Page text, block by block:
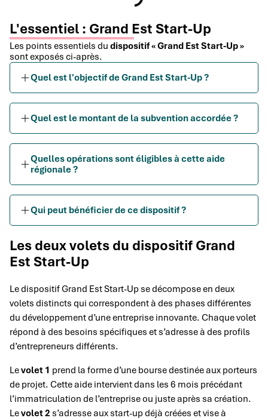
L'essentiel : Grand Est Start-Up
Les points essentiels du dispositif « Grand Est Start-Up »
sont exposés ci-après.
Quel est l'objectif de Grand Est Start-Up ?
Quel est le montant de la subvention accordée ?
Quelles opérations sont éligibles à cette aide
régionale ?
Qui peut bénéficier de ce dispositif ?
Les deux volets du dispositif Grand
Est Start-Up
Le dispositif Grand Est Start-Up se décompose en deux
volets distincts qui correspondent à des phases différentes
du développement d’une entreprise innovante. Chaque volet
répond à des besoins spécifiques et s’adresse à des profils
d’entrepreneurs différents.
Levolet 1 prend la forme d’une bourse destinée aux porteurs
de projet. Cette aide intervient dans les 6 mois précédant
l’immatriculation de l’entreprise ou juste après sa création.
Levolet 2 s’adresse aux start-up déjà créées et vise à